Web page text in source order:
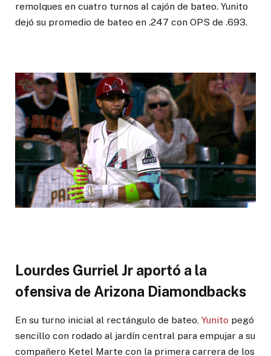
remolques en cuatro turnos al cajón de bateo. Yunito
dejó su promedio de bateo en .247 con OPS de .693.
Lourdes Gurriel Jr aportó a la
ofensiva de Arizona Diamondbacks
En su turno inicial al rectángulo de bateo, Yunito pegó
sencillo con rodado al jardín central para empujar a su
compañero Ketel Marte con la primera carrera de los